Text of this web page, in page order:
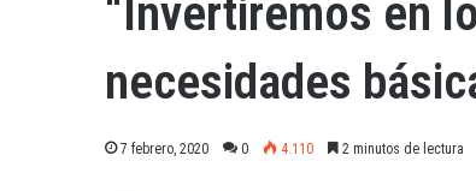
“Invertiremos en
necesidades
7 febrero, 2020 0 4.110 2 minutos de lectura